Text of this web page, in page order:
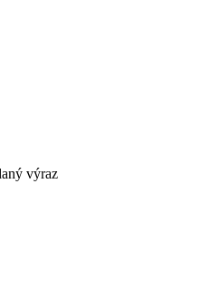
výraz